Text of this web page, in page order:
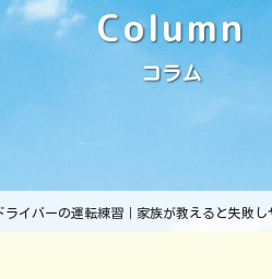
Column
コラム
ライバーの運転練習｜家族が教えると失敗